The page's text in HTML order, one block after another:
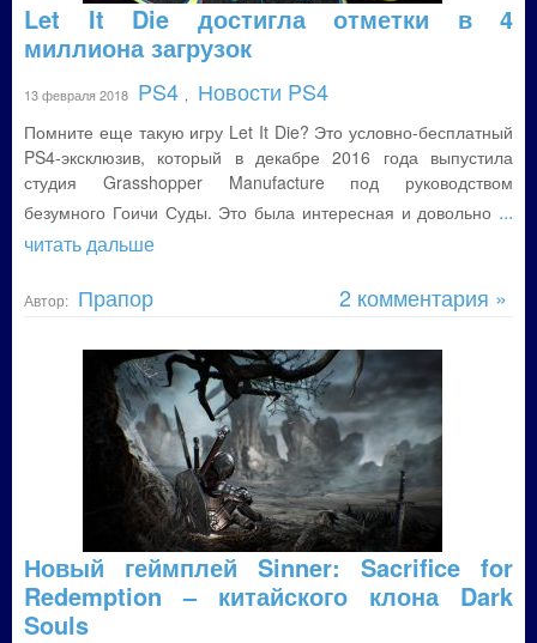
Let It Die достигла отметки в 4
миллиона загрузок
13 февраля 2018 PS4 Новости PS4
Помните еще такую игру Let It Die? Это условно-бесплатный
PS4-эксклюзив, который в декабре 2016 года выпустила
студия Grasshopper Manufacture под руководством
безумного Гоичи Суды. Это была интересная и довольно ...
читать дальше
Автор: Прапор 2 комментария »
Новый геймплей Sinner: Sacrifice for
Redemption – китайского клона Dark
Souls